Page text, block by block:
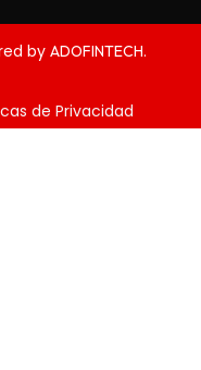
by ADOFINTECH.
de Privacidad